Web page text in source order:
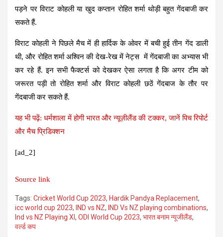
पड़ने पर विराट कोहली या खुद कप्तान रोहित शर्मा थोड़ी बहुत गेंदबाजी कर
सकते हैं.
विराट कोहली ने पिछले मैच में ही हार्दिक के ओवर में बची हुई तीन गेंद डाली
थी, और रोहित शर्मा अश्विन की देख-रेख में नेट्स में गेंदबाजी का अभ्यास भी
कर रहे हैं. इन सभी फैक्टर्स को देखकर ऐसा लगता है कि अगर टीम को
जरूरत पड़ी तो रोहित शर्मा और विराट कोहली छठें गेंदबाज के तौर पर
गेंदबाजी कर सकते हैं.
यह भी पढ़ें: धर्मशाला में होगी भारत और न्यूज़ीलैंड की टक्कर, जानें पिच रिपोर्ट
और मैच प्रिडिक्शन
[ad_2]
Source link
Tags: Cricket World Cup 2023, Hardik Pandya Replacement,
icc world cup 2023, IND vs NZ, IND Vs NZ playing combinations,
Ind vs NZ Playing XI , ODI World Cup 2023, भारत बनाम न्यूजीलैंड,
वर्ल्ड कप